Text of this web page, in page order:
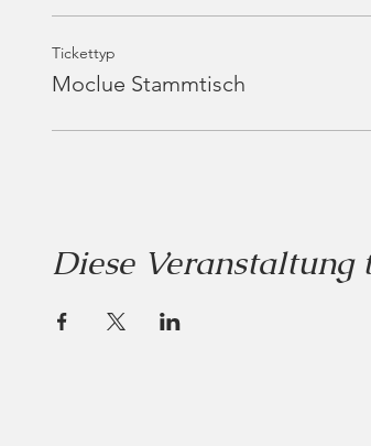
Tickettyp
Moclue Stammtisch
Diese Veranstaltung